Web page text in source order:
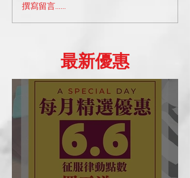
A_Space小知識系列部落
格：探索台北的舞蹈工作
撰寫留言......
​最新優惠